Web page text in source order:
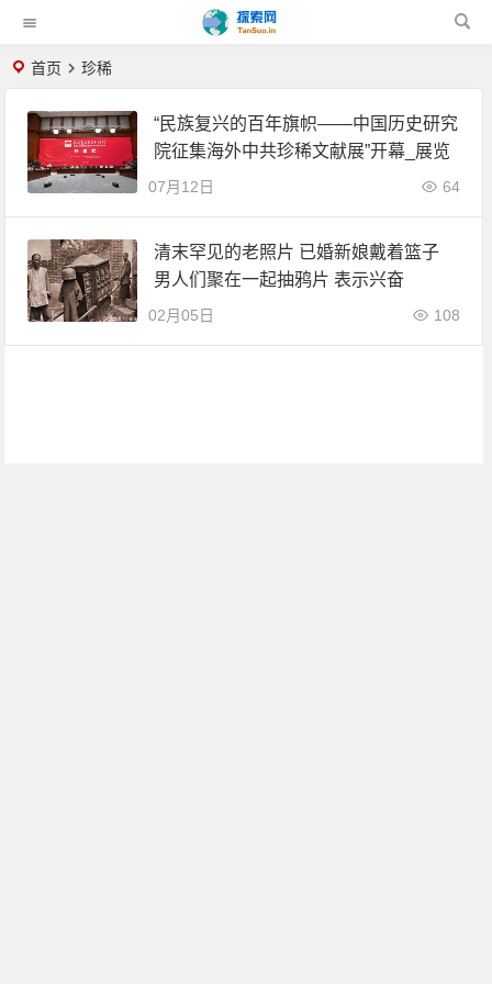
首页 珍稀
“民族复兴的百年旗帜——中国历史研究
院征集海外中共珍稀文献展”开幕_展览
07月12日 64
清末罕见的老照片 已婚新娘戴着篮子
男人们聚在一起抽鸦片 表示兴奋
02月05日 108